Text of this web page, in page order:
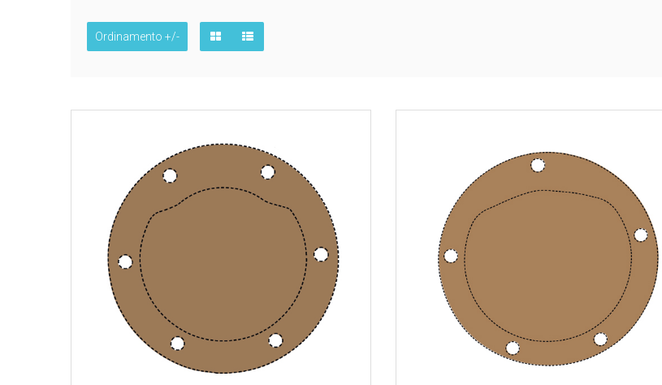
Ordinamento +/-